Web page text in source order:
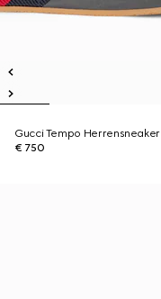
Gucci Tempo Herrensneaker
€ 750